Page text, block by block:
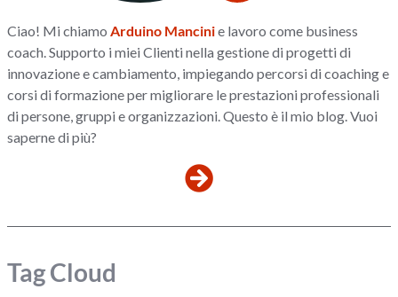
Ciao! Mi chiamo Arduino Mancinie lavoro come business
coach. Supporto i miei Clienti nella gestione di progetti di
innovazione e cambiamento, impiegando percorsi di coaching e
corsi di formazione per migliorare le prestazioni professionali
di persone, gruppi e organizzazioni. Questo è il mio blog. Vuoi
saperne di più?
Tag Cloud